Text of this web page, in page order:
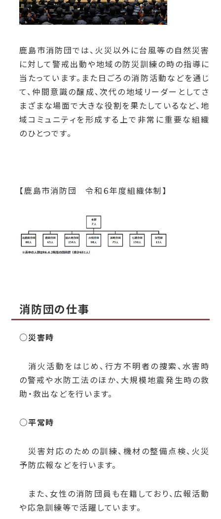
鹿島市消防団では、火災以外に台風等の自然災害
に対して警戒出動や地域の防災訓練の時の指導に
当たっています。また日ごろの消防活動などを通じ
て、仲間意識の醸成、次代の地域リーダーとしてさ
まざまな場面で大きな役割を果たしているなど、地
域コミュニティを形成する上で非常に重要な組織
のひとつです。
【鹿島市消防団 令和６年度組織体制】
消防団の仕事
○災害時
消火活動をはじめ、行方不明者の捜索、水害時
の警戒や水防工法のほか、大規模地震発生時の救
助・救出などを行います。
○平常時
災害対応のための訓練、機材の整備点検、火災
予防広報などを行います。
また、女性の消防団員も在籍しており、広報活動
や応急訓練等で活躍しています。